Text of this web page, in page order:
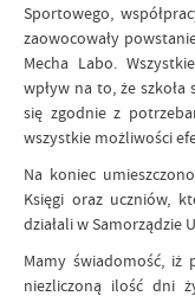
Sportowego,
zaowocowały
Mecha Labo.
wpływ na to, że
się zgodnie z
wszystkie możliwości
Na koniec
Księgi oraz uczniów,
działali w Samorządzie
Mamy świadomość,
niezliczoną ilość dni